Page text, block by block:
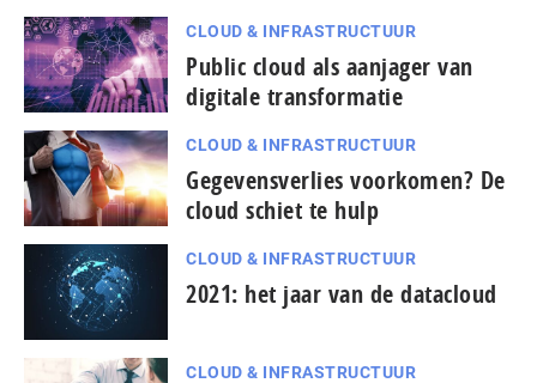
CLOUD & INFRASTRUCTUUR
Public cloud als aanjager van
digitale transformatie
CLOUD & INFRASTRUCTUUR
Gegevensverlies voorkomen? De
cloud schiet te hulp
CLOUD & INFRASTRUCTUUR
2021: het jaar van de datacloud
CLOUD & INFRASTRUCTUUR